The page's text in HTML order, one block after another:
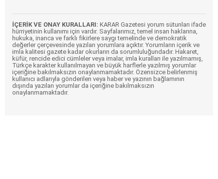
İÇERİK VE ONAY KURALLARI: KARAR Gazetesi yorum sütunları ifade
hürriyetinin kullanımı için vardır. Sayfalarımız, temel insan haklarına,
hukuka, inanca ve farklı fikirlere saygı temelinde ve demokratik
değerler çerçevesinde yazılan yorumlara açıktır. Yorumların içerik ve
imla kalitesi gazete kadar okurların da sorumluluğundadır. Hakaret,
küfür, rencide edici cümleler veya imalar, imla kuralları ile yazılmamış,
Türkçe karakter kullanılmayan ve büyük harflerle yazılmış yorumlar
içeriğine bakılmaksızın onaylanmamaktadır. Özensizce belirlenmiş
kullanıcı adlarıyla gönderilen veya haber ve yazının bağlamının
dışında yazılan yorumlar da içeriğine bakılmaksızın
onaylanmamaktadır.